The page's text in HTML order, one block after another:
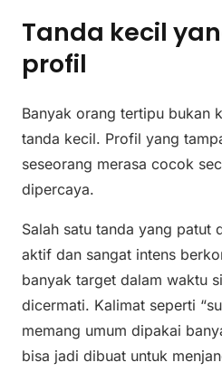
Tanda kecil
profil
Banyak orang tertipu bukan
tanda kecil. Profil yang
seseorang merasa cocok
dipercaya.
Salah satu tanda yang patut
aktif dan sangat intens
banyak target dalam waktu
dicermati. Kalimat seperti
memang umum dipakai
bisa jadi dibuat untuk